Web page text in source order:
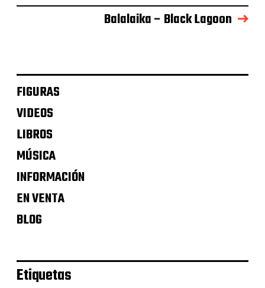
Balalaika – Black Lagoon
FIGURAS
VIDEOS
LIBROS
MÚSICA
INFORMACIÓN
EN VENTA
BLOG
Etiquetas